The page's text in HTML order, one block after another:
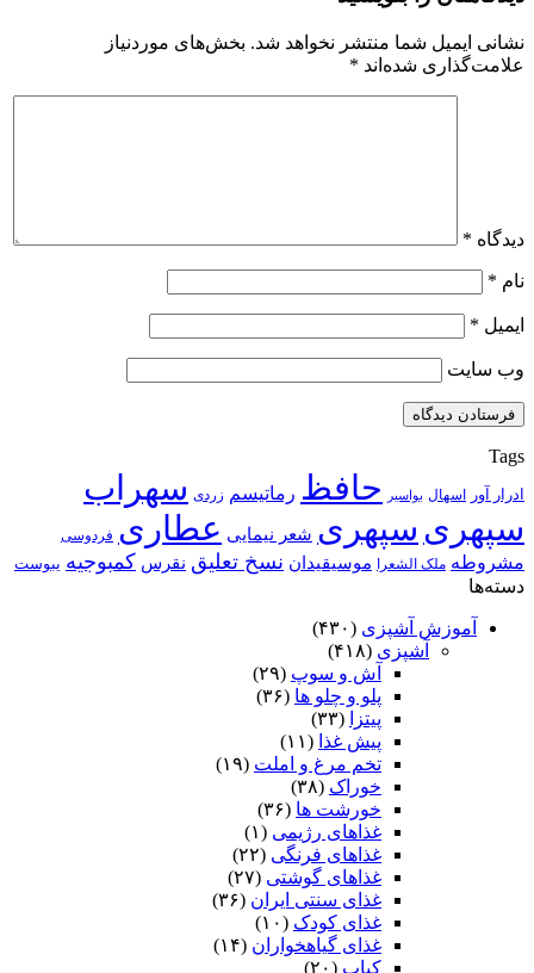
نشانی ایمیل شما منتشر نخواهد شد. بخش‌های موردنیاز
علامت‌گذاری شده‌اند *
دیدگاه *
نام *
ایمیل *
وب‌ سایت
Tags
ادرار آور اسهال بواسیر حافظ رماتیسم زردی سهراب
سپهری سپهری شعر نیمایی عطاری فردوسی
مشروطه ملک الشعرا موسیقیدان نسخ تعلیق نقرس کمبوجیه یبوست
دسته‌ها
آموزش آشپزی (۴۳۰)
آشپزی (۴۱۸)
آش و سوپ (۲۹)
پلو و چلو ها (۳۶)
پیتزا
(۳۳)
پیش غذا (۱۱)
تخم مرغ و املت (۱۹)
خوراک (۳۸)
خورشت ها (۳۶)
غذاهای رژیمی (۱)
غذاهای فرنگی (۲۲)
غذاهای گوشتی (۲۷)
غذای سنتی ایران (۳۶)
غذای کودک (۱۰)
غذای گیاهخواران (۱۴)
کباب (۲۰)